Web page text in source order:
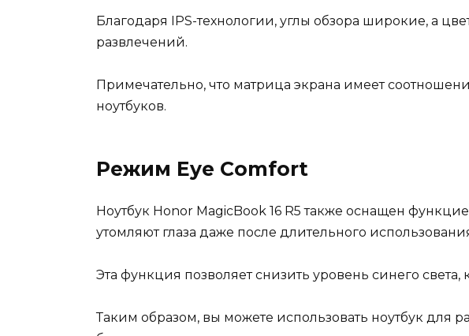
Благодаря IPS-технологии, углы обзора широкие, а
развлечений.
Примечательно, что матрица экрана имеет
ноутбуков.
Режим Eye Comfort
Ноутбук Honor MagicBook 16 R5 также оснащен
утомляют глаза даже после длительного
Эта функция позволяет снизить уровень синего
Таким образом, вы можете использовать ноутбук для